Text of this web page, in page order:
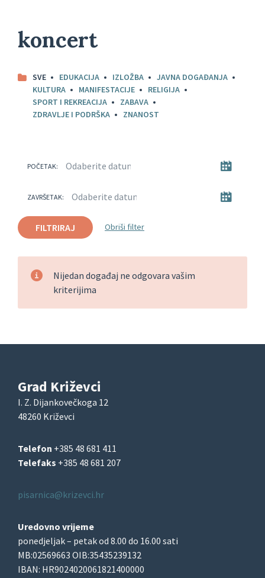
koncert
SVE EDUKACIJA IZLOŽBA
JAVNA DOGAĐANJA
KULTURA
MANIFESTACIJE
RELIGIJA
SPORT I REKREACIJA
ZABAVA
ZDRAVLJE I PODRŠKA
ZNANOST
POČETAK:
ZAVRŠETAK:
FILTRIRAJ Obriši filter
Nijedan događaj ne odgovara vašim
kriterijima
Grad Križevci
I. Z. Dijankovečkoga 12
48260 Križevci
Telefon +385 48 681 411
Telefaks +385 48 681 207
pisarnica@krizevci.hr
Uredovno vrijeme
ponedjeljak – petak od 8.00 do 16.00 sati
MB:02569663 OIB:35435239132
IBAN: HR9024020061821400000